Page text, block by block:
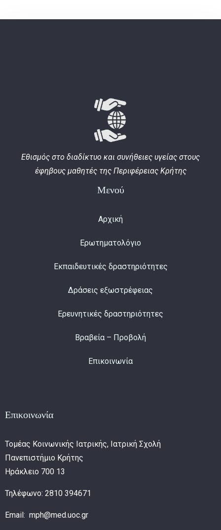
Εθισμός στο διαδίκτυο και συνήθειες υγείας στους
έφηβους μαθητές της Περιφέρειας Κρήτης
Μενού
Αρχική
Ερωτηματολόγιο
Εκπαιδευτικές δραστηριότητες
Δράσεις εξωστρέφειας
Ερευνητικές δραστηριότητες
Βραβεία – Προβολή
Επικοινωνία
Επικοινωνία
Τομέας Κοινωνικής Ιατρικής, Ιατρική Σχολή
Πανεπιστήμιο Κρήτης
Ηράκλειο 700 13
Τηλέφωνο: 2810 394671
Email: mph@med.uoc.gr